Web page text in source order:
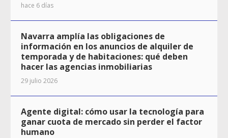
hace 6 días
Navarra amplía las obligaciones de
información en los anuncios de alquiler de
temporada y de habitaciones: qué deben
hacer las agencias inmobiliarias
29 julio 2026
Agente digital: cómo usar la tecnología para
ganar cuota de mercado sin perder el factor
humano